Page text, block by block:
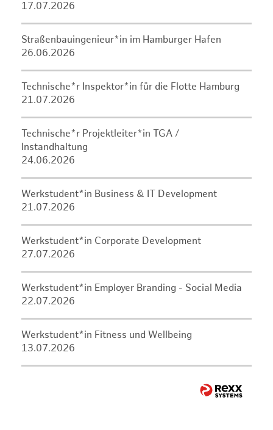
17.07.2026
Straßenbauingenieur*in im Hamburger Hafen
26.06.2026
Technische*r Inspektor*in für die Flotte Hamburg
21.07.2026
Technische*r Projektleiter*in TGA /
Instandhaltung
24.06.2026
Werkstudent*in Business & IT Development
21.07.2026
Werkstudent*in Corporate Development
27.07.2026
Werkstudent*in Employer Branding - Social Media
22.07.2026
Werkstudent*in Fitness und Wellbeing
13.07.2026